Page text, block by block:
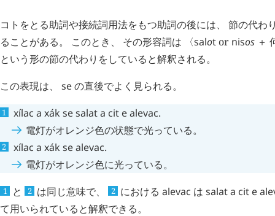
コトをとる助詞や接続詞用法をもつ助詞の後には、 節の代わ
ることがある。 このとき、 その形容詞は 〈salot or nisos ＋
という形の節の代わりをしていると解釈される。
この表現は、 seの直後でよく見られる。
xílac a xák sesalata cit ealevac.
電灯がオレンジ色の状態で光っている。
xílac a xák sealevac.
電灯がオレンジ色に光っている。
1 と 2 は同じ意味で、 2 における alevac は salata cit e
て用いられていると解釈できる。